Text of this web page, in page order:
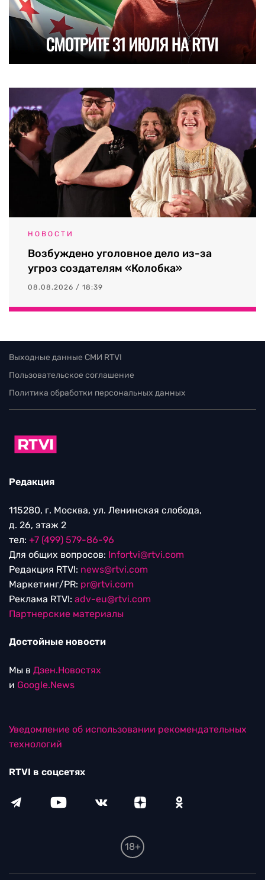
НОВОСТИ
Возбуждено уголовное дело из-за
угроз создателям «Колобка»
08.08.2026 / 18:39
Выходные данные СМИ RTVI
Пользовательское соглашение
Политика обработки персональных данных
Редакция
115280, г. Москва, ул. Ленинская слобода,
д. 26, этаж 2
тел: +7 (499) 579-86-96
Для общих вопросов: Infortvi@rtvi.com
Редакция RTVI: news@rtvi.com
Маркетинг/PR: pr@rtvi.com
Реклама RTVI: adv-eu@rtvi.com
Партнерские материалы
Достойные новости
Мы в Дзен.Новостях
и Google.News
Уведомление об использовании рекомендательных
технологий
RTVI в соцсетях
18+